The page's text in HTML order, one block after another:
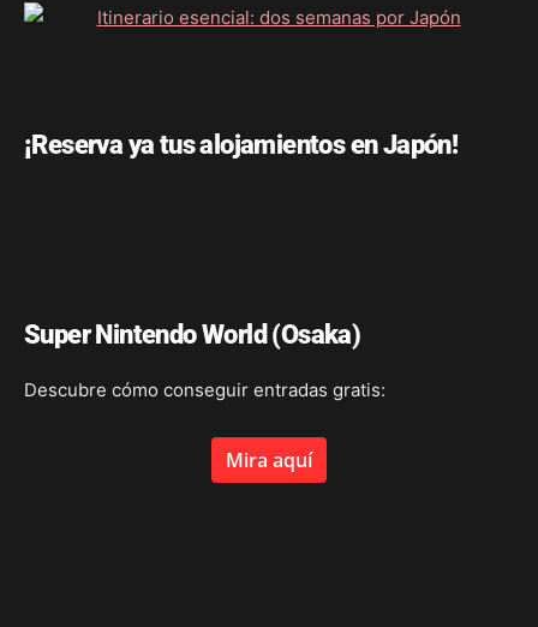
¡Reserva ya tus alojamientos en Japón!
Super Nintendo World (Osaka)
Descubre cómo conseguir entradas gratis:
Mira aquí